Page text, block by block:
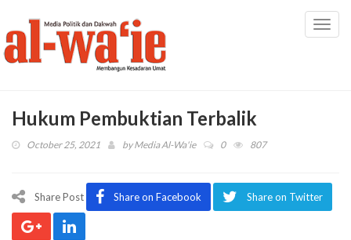
Hukum Pembuktian Terbalik
October 25, 2021 byMedia Al-Wa'ie 0 807
Share Post Share on Facebook Share on Twitter